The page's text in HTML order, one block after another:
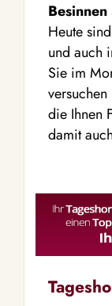
Heute
und auch
Sie im
die Ihnen
damit